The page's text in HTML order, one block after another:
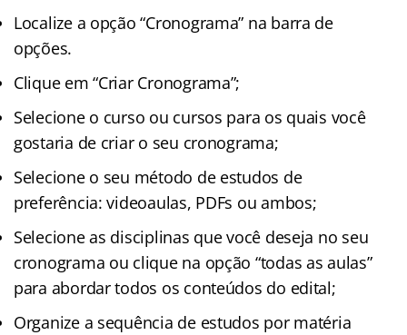
Localize a opção “Cronograma” na barra de
opções.
Clique em “Criar Cronograma”;
Selecione o curso ou cursos para os quais você
gostaria de criar o seu cronograma;
Selecione o seu método de estudos de
preferência: videoaulas, PDFs ou ambos;
Selecione as disciplinas que você deseja no seu
cronograma ou clique na opção “todas as aulas”
para abordar todos os conteúdos do edital;
Organize a sequência de estudos por matéria